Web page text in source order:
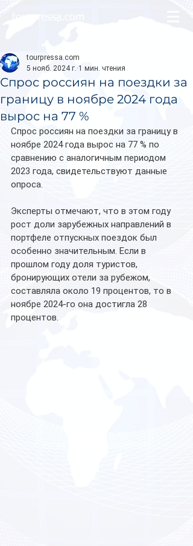
Спрос россиян на поездки за
границу в ноябре 2024 года
вырос на 77 %
tourpressa.com
5 нояб. 2024 г. 1 мин. чтения
Спрос россиян на поездки за границу в
ноябре 2024 года вырос на 77 % по
сравнению с аналогичным периодом
2023 года, свидетельствуют данные
опроса.
Эксперты отмечают, что в этом году
рост доли зарубежных направлений в
портфеле отпускных поездок был
особенно значительным. Если в
прошлом году доля туристов,
бронирующих отели за рубежом,
составляла около 19 процентов, то в
ноябре 2024-го она достигла 28
процентов.